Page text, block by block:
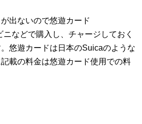
出ないので悠遊カード
などで購入し、チャージしておく
悠遊カードは日本のSuicaのような
載の料金は悠遊カード使用での料